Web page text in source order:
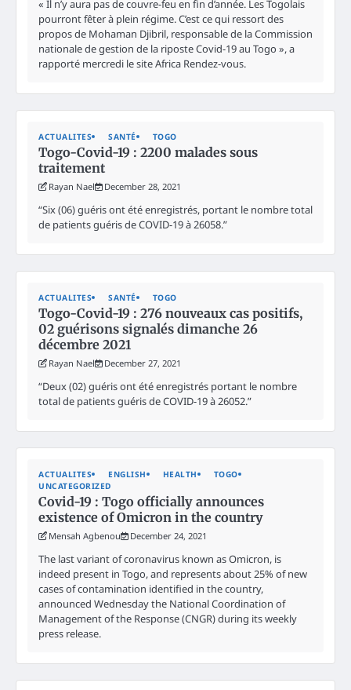
« Il n’y aura pas de couvre-feu en fin d’année. Les Togolais
pourront fêter à plein régime. C’est ce qui ressort des
propos de Mohaman Djibril, responsable de la Commission
nationale de gestion de la riposte Covid-19 au Togo », a
rapporté mercredi le site Africa Rendez-vous.
ACTUALITES SANTÉ TOGO
Togo-Covid-19 : 2200 malades sous
traitement
Rayan Nael December 28, 2021
“Six (06) guéris ont été enregistrés, portant le nombre total
de patients guéris de COVID-19 à 26058.”
ACTUALITES SANTÉ TOGO
Togo-Covid-19 : 276 nouveaux cas positifs,
02 guérisons signalés dimanche 26
décembre 2021
Rayan Nael December 27, 2021
“Deux (02) guéris ont été enregistrés portant le nombre
total de patients guéris de COVID-19 à 26052.”
ACTUALITES ENGLISH HEALTH
TOGO
UNCATEGORIZED
Covid-19 : Togo officially announces
existence of Omicron in the country
Mensah Agbenou December 24, 2021
The last variant of coronavirus known as Omicron, is
indeed present in Togo, and represents about 25% of new
cases of contamination identified in the country,
announced Wednesday the National Coordination of
Management of the Response (CNGR) during its weekly
press release.